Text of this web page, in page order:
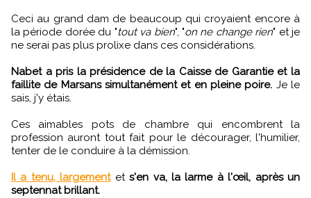
Ceci au grand dam de beaucoup qui croyaient encore à
la période dorée du "tout va bien", "on ne change rien" et je
ne serai pas plus prolixe dans ces considérations.
Nabet a pris la présidence de la Caisse de Garantie et la
faillite de Marsans simultanément et en pleine poire. Je le
sais, j'y étais.
Ces aimables pots de chambre qui encombrent la
profession auront tout fait pour le décourager, l'humilier,
tenter de le conduire à la démission.
Il a tenu, largementets'en va, la larme à l'œil, après un
septennat brillant.